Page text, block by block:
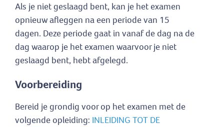
Als je niet geslaagd bent, kan je het examen
opnieuw afleggen na een periode van 15
dagen. Deze periode gaat in vanaf de dag na de
dag waarop je het examen waarvoor je niet
geslaagd bent, hebt afgelegd.
Voorbereiding
Bereid je grondig voor op het examen met de
volgende opleiding: INLEIDING TOT DE